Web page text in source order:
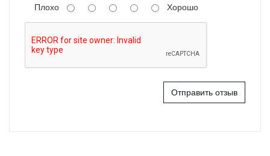
Плохо
Хорошо
Отправить отзыв